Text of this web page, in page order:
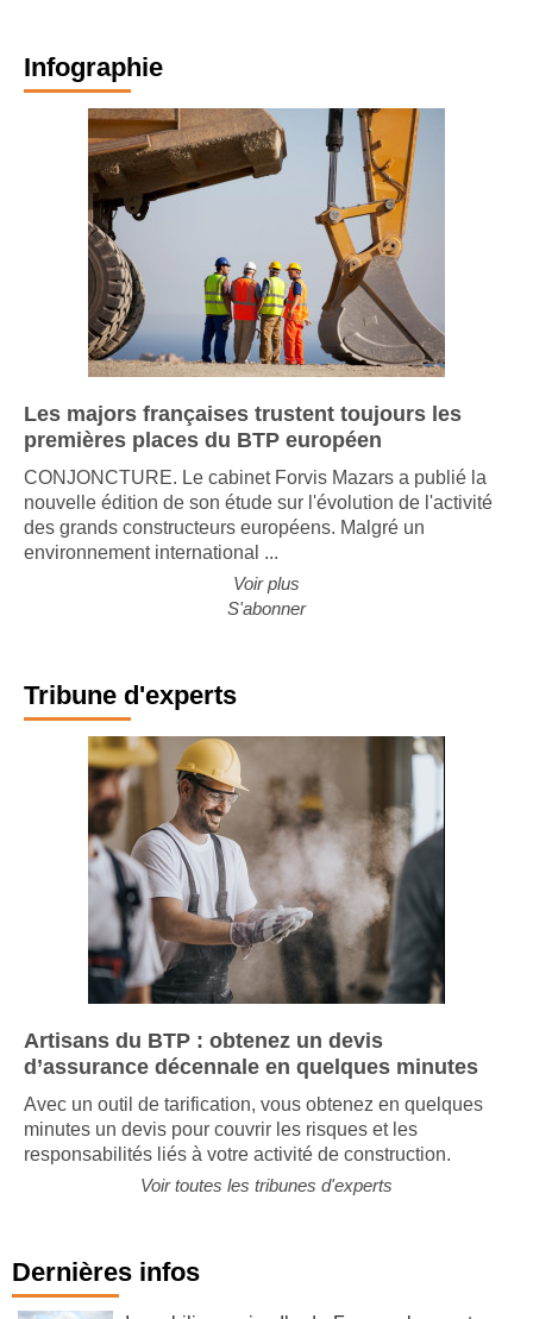
Infographie
Les majors françaises trustent toujours les
premières places du BTP européen
CONJONCTURE. Le cabinet Forvis Mazars a publié la
nouvelle édition de son étude sur l'évolution de l'activité
des grands constructeurs européens. Malgré un
environnement international ...
Voir plus
S'abonner
Tribune d'experts
Artisans du BTP : obtenez un devis
d’assurance décennale en quelques minutes
Avec un outil de tarification, vous obtenez en quelques
minutes un devis pour couvrir les risques et les
responsabilités liés à votre activité de construction.
Voir toutes les tribunes d'experts
Dernières infos